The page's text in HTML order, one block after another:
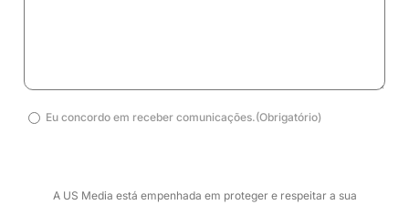
Eu
comunicações.
Eu concordo em receber comunicações.(Obrigatório)
A US Media está empenhada em proteger e respeitar a sua